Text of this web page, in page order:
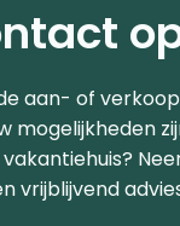
aan- of
mogelijkheden
vrijblijvend